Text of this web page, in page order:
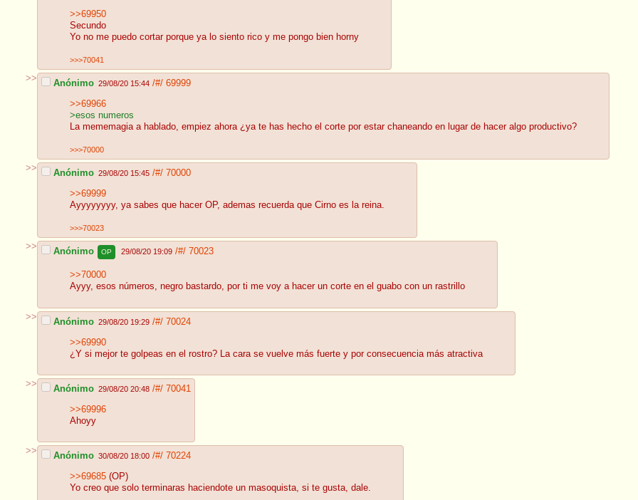
>>69950
Secundo
Yo no me puedo cortar porque ya lo siento rico y me pongo bien horny
>>>70041
>> Anónimo 29/08/20 15:44 /#/ 69999
>>69966
>esos numeros
La mememagia a hablado, empiez ahora ¿ya te has hecho el corte por estar chaneando en lugar de hacer algo productivo?
>>>70000
>> Anónimo 29/08/20 15:45 /#/ 70000
>>69999
Ayyyyyyyy, ya sabes que hacer OP, ademas recuerda que Cirno es la reina.
>>>70023
>> Anónimo OP 29/08/20 19:09 /#/ 70023
>>70000
Ayyy, esos números, negro bastardo, por ti me voy a hacer un corte en el guabo con un rastrillo
>> Anónimo 29/08/20 19:29 /#/ 70024
>>69990
¿Y si mejor te golpeas en el rostro? La cara se vuelve más fuerte y por consecuencia más atractiva
>> Anónimo 29/08/20 20:48 /#/ 70041
>>69996
Ahoyy
>> Anónimo 30/08/20 18:00 /#/ 70224
>>69685 (OP)
Yo creo que solo terminaras haciendote un masoquista, si te gusta, dale.